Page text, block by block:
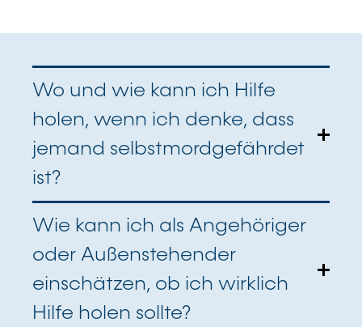
Wo und wie kann ich Hilfe
holen, wenn ich denke, dass
jemand selbstmordgefährdet
ist?
Wie kann ich als Angehöriger
oder Außenstehender
einschätzen, ob ich wirklich
Hilfe holen sollte?